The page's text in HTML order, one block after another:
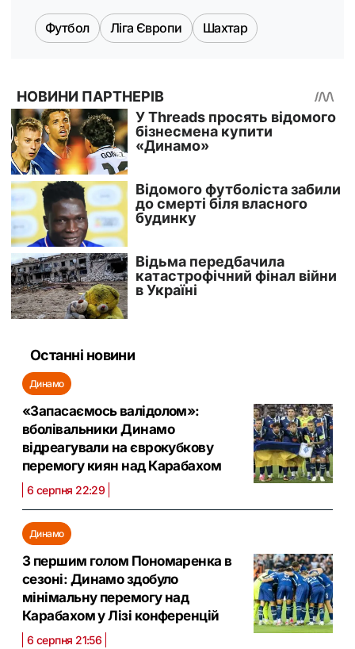
Футбол Ліга Європи Шахтар
Останні новини
Динамо
«Запасаємось валідолом»:
вболівальники Динамо
відреагували на єврокубкову
перемогу киян над Карабахом
6 серпня 22:29
Динамо
З першим голом Пономаренка в
сезоні: Динамо здобуло
мінімальну перемогу над
Карабахом у Лізі конференцій
6 серпня 21:56